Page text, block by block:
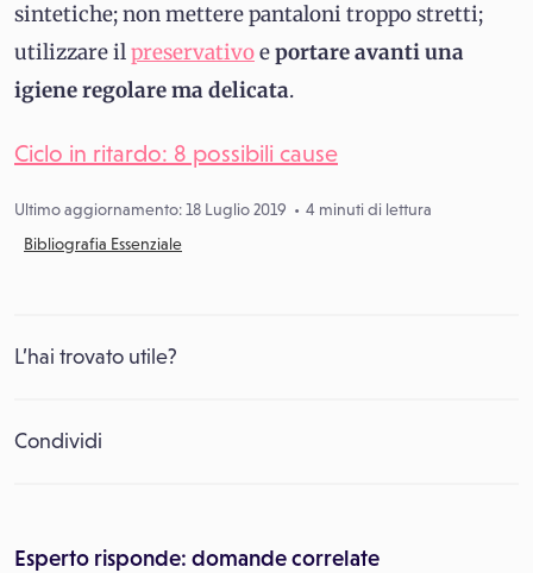
sintetiche; non mettere pantaloni troppo stretti;
utilizzare ilpreservativoeportare avanti una
igiene regolare ma delicata.
Ciclo in ritardo: 8 possibili cause
Ultimo aggiornamento: 18 Luglio 2019
4 minuti di lettura
Bibliografia Essenziale
L’hai trovato utile?
Condividi
Esperto risponde: domande correlate